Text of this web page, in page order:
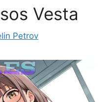
Vesta
Petrov